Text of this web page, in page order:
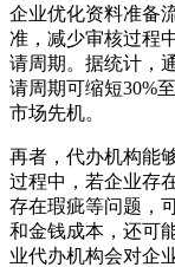
企业优化资料准备
准，减少审核过程
请周期。据统计，
请周期可缩短30%
市场先机。
再者，代办机构能
过程中，若企业存
存在瑕疵等问题，
和金钱成本，还可
业代办机构会对企